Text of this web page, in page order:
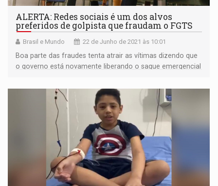
ALERTA: Redes sociais é um dos alvos
preferidos de golpista que fraudam o FGTS
Brasil e Mundo 22 de Junho de 2021 às 10:01
Boa parte das fraudes tenta atrair as vítimas dizendo que
o governo está novamente liberando o saque emergencial